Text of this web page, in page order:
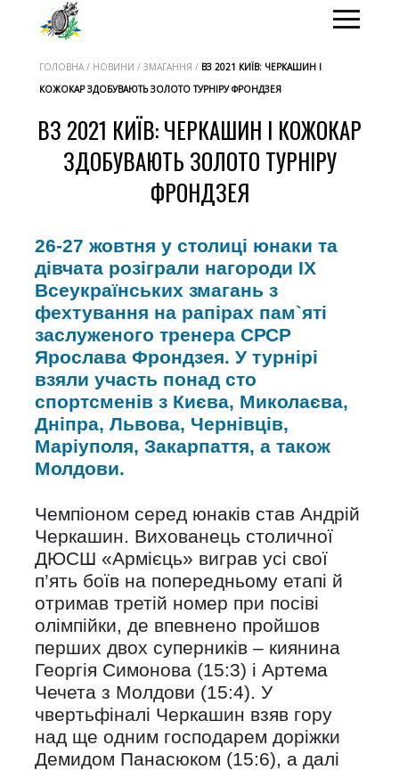
ГОЛОВНА / НОВИНИ / ЗМАГАННЯ / ВЗ 2021 КИЇВ: ЧЕРКАШИН І
КОЖОКАР ЗДОБУВАЮТЬ ЗОЛОТО ТУРНІРУ ФРОНДЗЕЯ
ВЗ 2021 КИЇВ: ЧЕРКАШИН І КОЖОКАР
ЗДОБУВАЮТЬ ЗОЛОТО ТУРНІРУ
ФРОНДЗЕЯ
26-27 жовтня у столиці юнаки та
дівчата розіграли нагороди IX
Всеукраїнських змагань з
фехтування на рапірах пам`яті
заслуженого тренера СРСР
Ярослава Фрондзея. У турнірі
взяли участь понад сто
спортсменів з Києва, Миколаєва,
Дніпра, Львова, Чернівців,
Маріуполя, Закарпаття, а також
Молдови.
Чемпіоном серед юнаків став Андрій
Черкашин. Вихованець столичної
ДЮСШ «Армієць» виграв усі свої
п’ять боїв на попередньому етапі й
отримав третій номер при посіві
олімпійки, де впевнено пройшов
перших двох суперників – киянина
Георгія Симонова (15:3) і Артема
Чечета з Молдови (15:4). У
чвертьфіналі Черкашин взяв гору
над ще одним господарем доріжки
Демидом Панасюком (15:6), а далі